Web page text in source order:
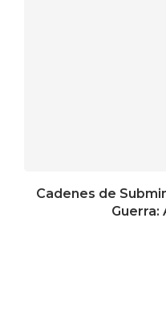
Cadenes de
Guerra: